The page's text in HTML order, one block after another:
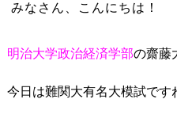
みなさん、こんにちは！
明治大学政治経済学部の齋藤
今日は難関大有名大模試です